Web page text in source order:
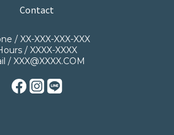
Contact
/ XX-XXX-XXX-XXX
/ XXXX-XXXX
/ XXX@XXXX.COM